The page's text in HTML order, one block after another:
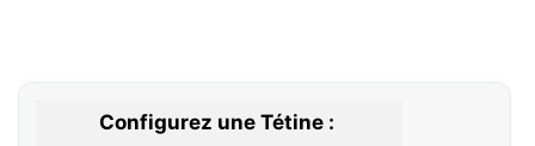
Configurez une Tétine :